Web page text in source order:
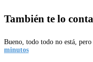
También te lo
Bueno, todo todo no está, pero
minutos